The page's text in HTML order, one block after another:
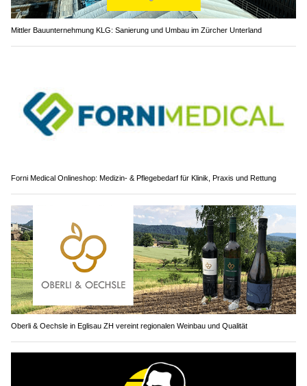
Mittler Bauunternehmung KLG: Sanierung und Umbau im Zürcher Unterland
Forni Medical Onlineshop: Medizin- & Pflegebedarf für Klinik, Praxis und Rettung
Oberli & Oechsle in Eglisau ZH vereint regionalen Weinbau und Qualität